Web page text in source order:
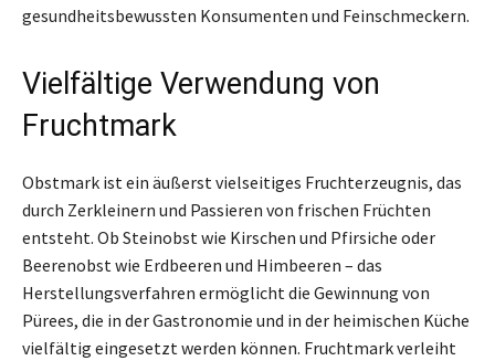
gesundheitsbewussten Konsumenten und Feinschmeckern.
Vielfältige Verwendung von
Fruchtmark
Obstmark ist ein äußerst vielseitiges Fruchterzeugnis, das
durch Zerkleinern und Passieren von frischen Früchten
entsteht. Ob Steinobst wie Kirschen und Pfirsiche oder
Beerenobst wie Erdbeeren und Himbeeren – das
Herstellungsverfahren ermöglicht die Gewinnung von
Pürees, die in der Gastronomie und in der heimischen Küche
vielfältig eingesetzt werden können. Fruchtmark verleiht